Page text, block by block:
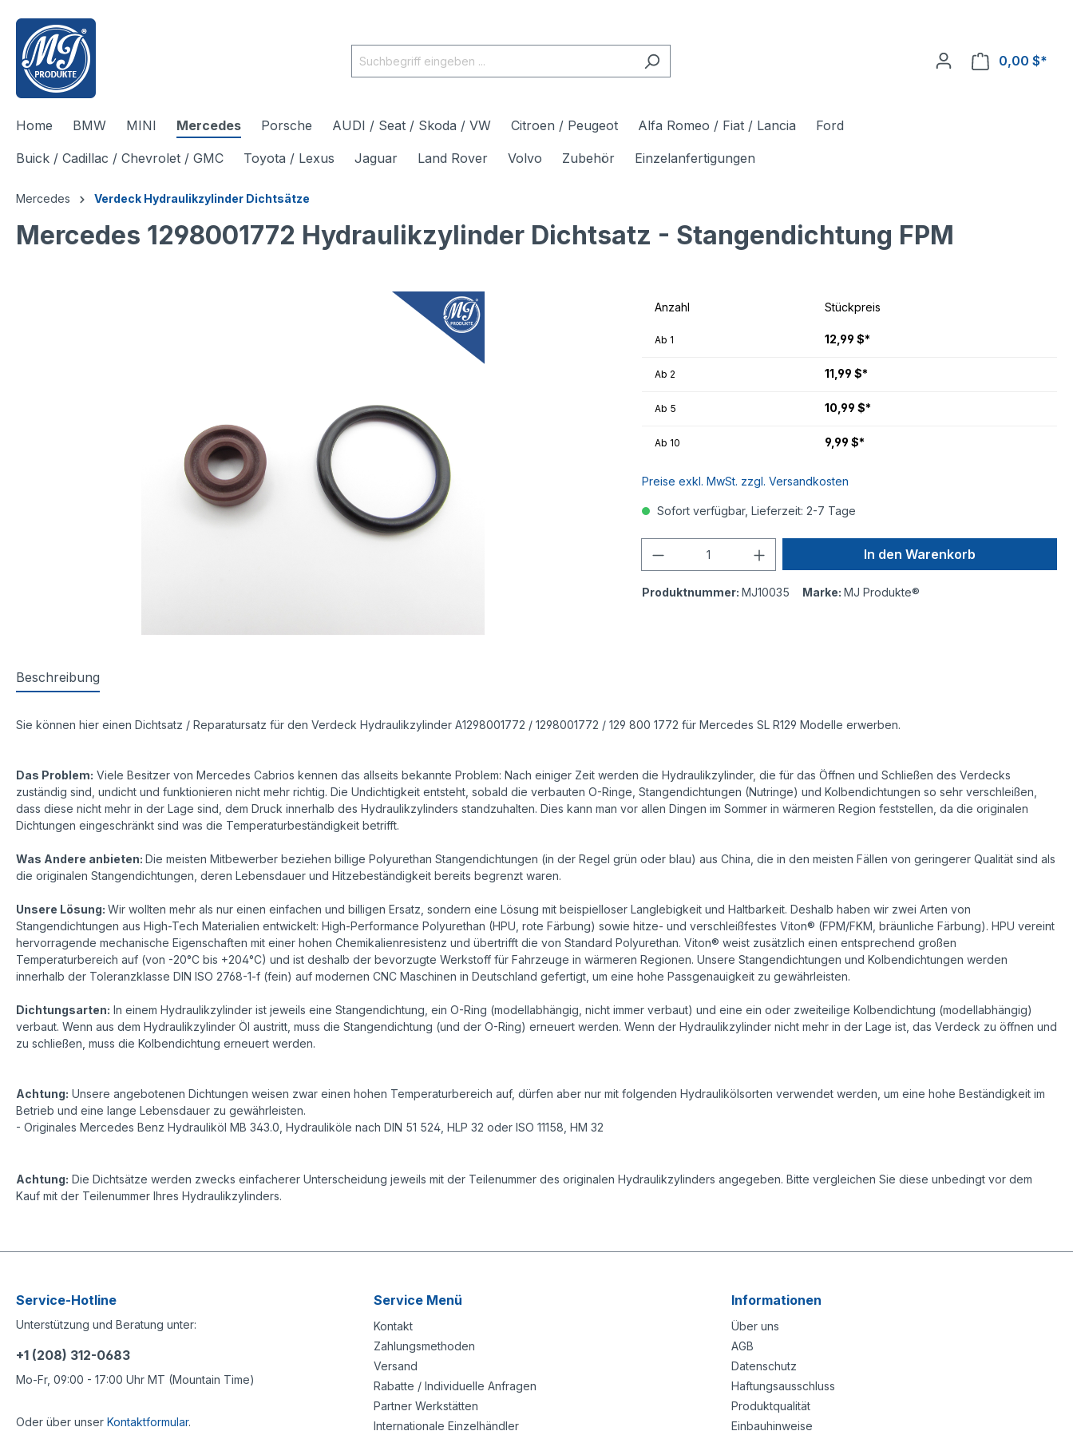
springen
0,00 $*
Home BMW MINI Mercedes Porsche AUDI / Seat / Skoda / VW Citroen / Peugeot Alfa Romeo / Fiat / Lancia Ford
Buick / Cadillac / Chevrolet / GMC Toyota / Lexus Jaguar Land Rover Volvo Zubehör Einzelanfertigungen
Mercedes Verdeck Hydraulikzylinder Dichtsätze
Mercedes 1298001772 Hydraulikzylinder Dichtsatz - Stangendichtung FPM
Anzahl Stückpreis
Ab 1 12,99 $*
Ab 2 11,99 $*
Ab 5 10,99 $*
Ab 10 9,99 $*
Preise exkl. MwSt. zzgl. Versandkosten
Sofort verfügbar, Lieferzeit: 2-7 Tage
In den Warenkorb
Produktnummer: MJ10035 Marke: MJ Produkte®
Beschreibung
Sie können hier einen Dichtsatz / Reparatursatz für den Verdeck Hydraulikzylinder A1298001772 / 1298001772 / 129 800 1772 für Mercedes SL R129 Modelle erwerben.
Das Problem: Viele Besitzer von Mercedes Cabrios kennen das allseits bekannte Problem: Nach einiger Zeit werden die Hydraulikzylinder, die für das Öffnen und Schließen des Verdecks
zuständig sind, undicht und funktionieren nicht mehr richtig. Die Undichtigkeit entsteht, sobald die verbauten O-Ringe, Stangendichtungen (Nutringe) und Kolbendichtungen so sehr verschleißen,
dass diese nicht mehr in der Lage sind, dem Druck innerhalb des Hydraulikzylinders standzuhalten. Dies kann man vor allen Dingen im Sommer in wärmeren Region feststellen, da die originalen
Dichtungen eingeschränkt sind was die Temperaturbeständigkeit betrifft.
Was Andere anbieten: Die meisten Mitbewerber beziehen billige Polyurethan Stangendichtungen (in der Regel grün oder blau) aus China, die in den meisten Fällen von geringerer Qualität sind als
die originalen Stangendichtungen, deren Lebensdauer und Hitzebeständigkeit bereits begrenzt waren.
Unsere Lösung: Wir wollten mehr als nur einen einfachen und billigen Ersatz, sondern eine Lösung mit beispielloser Langlebigkeit und Haltbarkeit. Deshalb haben wir zwei Arten von
Stangendichtungen aus High-Tech Materialien entwickelt: High-Performance Polyurethan (HPU, rote Färbung) sowie hitze- und verschleißfestes Viton® (FPM/FKM, bräunliche Färbung). HPU vereint
hervorragende mechanische Eigenschaften mit einer hohen Chemikalienresistenz und übertrifft die von Standard Polyurethan. Viton® weist zusätzlich einen entsprechend großen
Temperaturbereich auf (von -20°C bis +204°C) und ist deshalb der bevorzugte Werkstoff für Fahrzeuge in wärmeren Regionen. Unsere Stangendichtungen und Kolbendichtungen werden
innerhalb der Toleranzklasse DIN ISO 2768-1-f (fein) auf modernen CNC Maschinen in Deutschland gefertigt, um eine hohe Passgenauigkeit zu gewährleisten.
Dichtungsarten: In einem Hydraulikzylinder ist jeweils eine Stangendichtung, ein O-Ring (modellabhängig, nicht immer verbaut) und eine ein oder zweiteilige Kolbendichtung (modellabhängig)
verbaut. Wenn aus dem Hydraulikzylinder Öl austritt, muss die Stangendichtung (und der O-Ring) erneuert werden. Wenn der Hydraulikzylinder nicht mehr in der Lage ist, das Verdeck zu öffnen und
zu schließen, muss die Kolbendichtung erneuert werden.
Achtung: Unsere angebotenen Dichtungen weisen zwar einen hohen Temperaturbereich auf, dürfen aber nur mit folgenden Hydraulikölsorten verwendet werden, um eine hohe Beständigkeit im
Betrieb und eine lange Lebensdauer zu gewährleisten.
- Originales Mercedes Benz Hydrauliköl MB 343.0, Hydrauliköle nach DIN 51 524, HLP 32 oder ISO 11158, HM 32
Achtung: Die Dichtsätze werden zwecks einfacherer Unterscheidung jeweils mit der Teilenummer des originalen Hydraulikzylinders angegeben. Bitte vergleichen Sie diese unbedingt vor dem
Kauf mit der Teilenummer Ihres Hydraulikzylinders.
Service-Hotline
Unterstützung und Beratung unter:
+1 (208) 312-0683
Mo-Fr, 09:00 - 17:00 Uhr MT (Mountain Time)
Oder über unser Kontaktformular.
Service Menü
Kontakt
Zahlungsmethoden
Versand
Rabatte / Individuelle Anfragen
Partner Werkstätten
Internationale Einzelhändler
Informationen
Über uns
AGB
Datenschutz
Haftungsausschluss
Produktqualität
Einbauhinweise